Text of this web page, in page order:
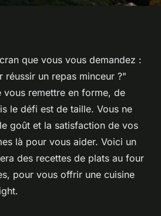
les meilleures
au four sans
pour un
min de lecture
que vous vous demandez :
réussir un repas minceur ?"
vous remettre en forme, de
le défi est de taille. Vous ne
goût et la satisfaction de vos
là pour vous aider. Voici un
des recettes de plats au four
pour vous offrir une cuisine